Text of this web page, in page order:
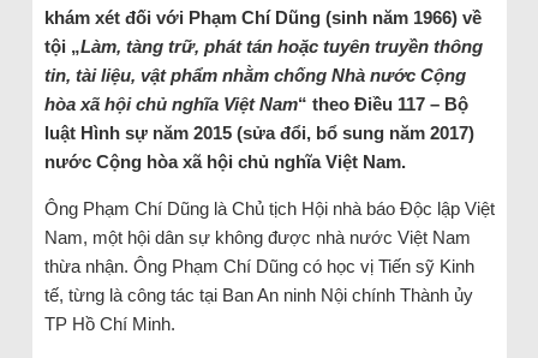
khám xét đối với Phạm Chí Dũng (sinh năm 1966) về
tội „Làm, tàng trữ, phát tán hoặc tuyên truyền thông
tin, tài liệu, vật phẩm nhằm chống Nhà nước Cộng
hòa xã hội chủ nghĩa Việt Nam“ theo Điều 117 – Bộ
luật Hình sự năm 2015 (sửa đổi, bổ sung năm 2017)
nước Cộng hòa xã hội chủ nghĩa Việt Nam.
Ông Phạm Chí Dũng là Chủ tịch Hội nhà báo Độc lập Việt
Nam, một hội dân sự không được nhà nước Việt Nam
thừa nhận. Ông Phạm Chí Dũng có học vị Tiến sỹ Kinh
tế, từng là công tác tại Ban An ninh Nội chính Thành ủy
TP Hồ Chí Minh.